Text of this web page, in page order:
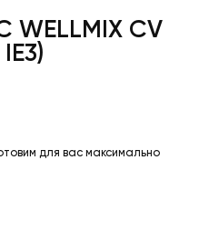
CV
для вас максимально